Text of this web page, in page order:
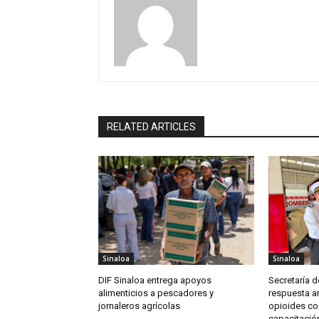
RELATED ARTICLES
Sinaloa
DIF Sinaloa entrega apoyos
alimenticios a pescadores y
jornaleros agrícolas
Sinaloa
Secretaría
respuesta
opioides